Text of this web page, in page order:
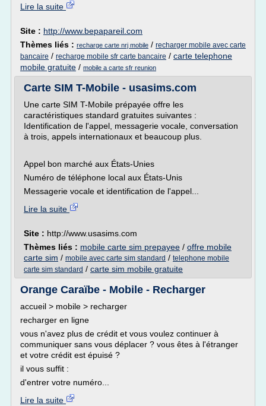
Lire la suite
Site : http://www.bepapareil.com
Thèmes liés : recharge carte nrj mobile / recharger mobile avec carte
bancaire / recharge mobile sfr carte bancaire / carte telephone
mobile gratuite / mobile a carte sfr reunion
Carte SIM T-Mobile - usasims.com
Une carte SIM T-Mobile prépayée offre les
caractéristiques standard gratuites suivantes :
Identification de l'appel, messagerie vocale, conversation
à trois, appels internationaux et beaucoup plus.
Appel bon marché aux États-Unies
Numéro de téléphone local aux États-Unis
Messagerie vocale et identification de l'appel...
Lire la suite
Site : http://www.usasims.com
Thèmes liés : mobile carte sim prepayee / offre mobile
carte sim / mobile avec carte sim standard / telephone mobile
carte sim standard / carte sim mobile gratuite
Orange Caraïbe - Mobile - Recharger
accueil > mobile > recharger
recharger en ligne
vous n'avez plus de crédit et vous voulez continuer à
communiquer sans vous déplacer ? vous êtes à l'étranger
et votre crédit est épuisé ?
il vous suffit :
d'entrer votre numéro...
Lire la suite